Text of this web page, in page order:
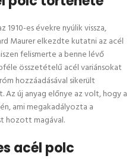
es évekre nyúlik vissza,
Maurer elkezdte kutatni az acél
felismerte a benne lévő
összetételű acél variánsokat
hozzáadásával sikerült
Az új anyag előnye az volt, hogy a
ami megakadályozta a
hozott magával.
acél polc